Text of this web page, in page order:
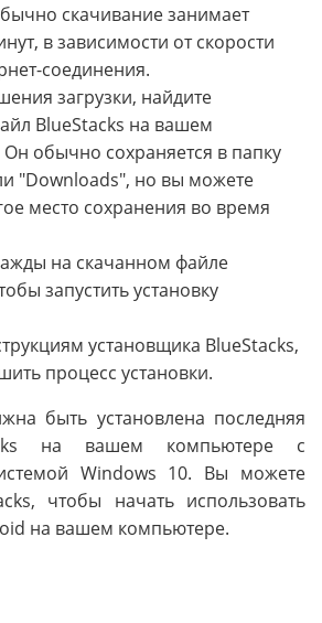
скачивание занимает
в зависимости от скорости
соединения.
загрузки, найдите
BlueStacks на вашем
обычно сохраняется в папку
"Downloads", но вы можете
место сохранения во время
на скачанном файле
запустить установку
установщика BlueStacks,
процесс установки.
быть установлена последняя
на вашем компьютере с
Windows 10. Вы можете
чтобы начать использовать
на вашем компьютере.